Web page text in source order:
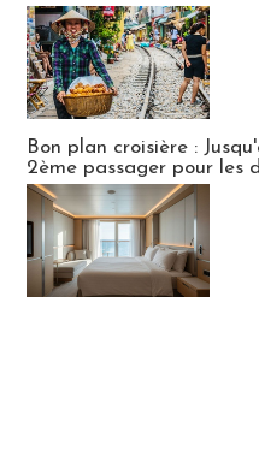
Bon plan croisière :
2ème passager pour les